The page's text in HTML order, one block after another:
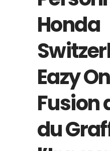
Honda
Eazy
Fusion
du